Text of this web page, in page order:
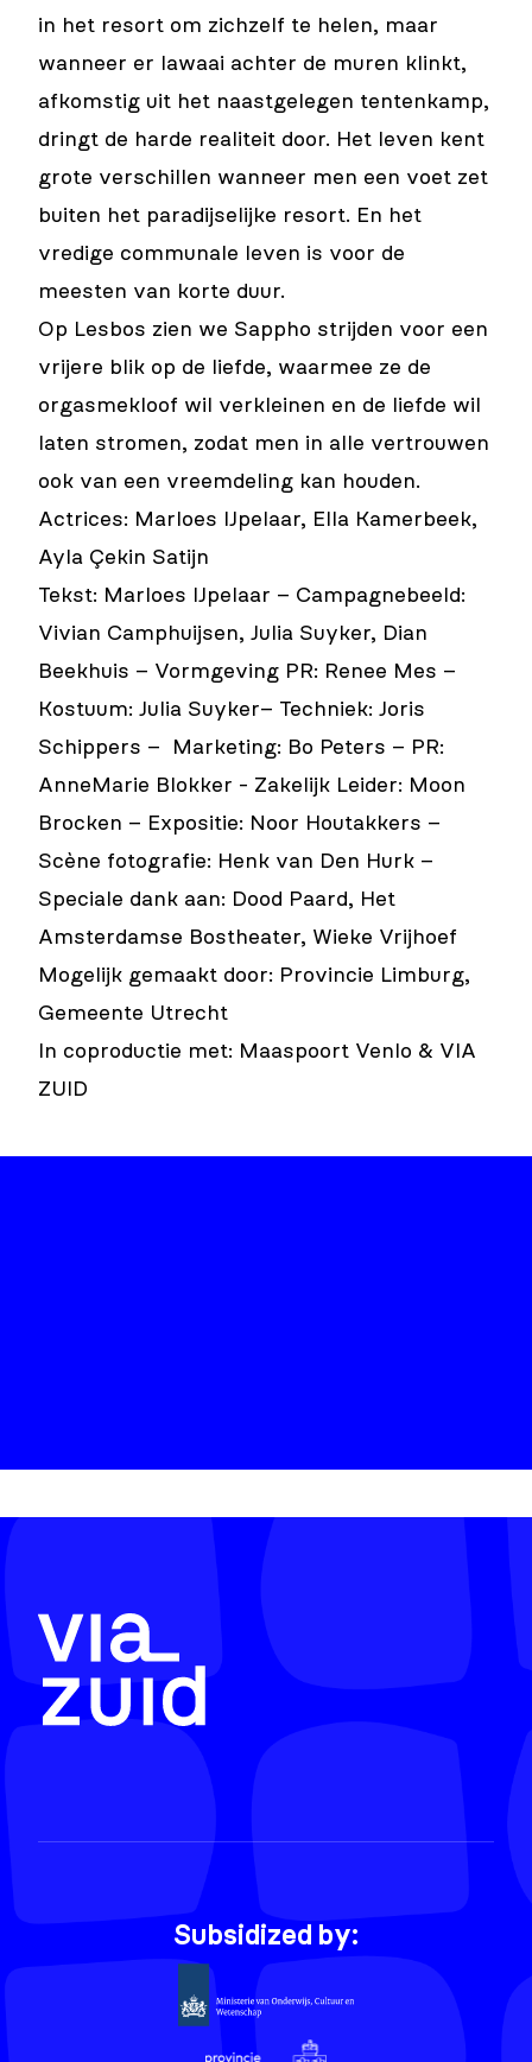
in het resort om zichzelf te helen, maar
wanneer er lawaai achter de muren klinkt,
afkomstig uit het naastgelegen tentenkamp,
dringt de harde realiteit door. Het leven kent
grote verschillen wanneer men een voet zet
buiten het paradijselijke resort. En het
vredige communale leven is voor de
meesten van korte duur.
Op Lesbos zien we Sappho strijden voor een
vrijere blik op de liefde, waarmee ze de
orgasmekloof wil verkleinen en de liefde wil
laten stromen, zodat men in alle vertrouwen
ook van een vreemdeling kan houden.
Actrices: Marloes IJpelaar, Ella Kamerbeek,
Ayla Çekin Satijn
Tekst: Marloes IJpelaar – Campagnebeeld:
Vivian Camphuijsen, Julia Suyker, Dian
Beekhuis – Vormgeving PR: Renee Mes –
Kostuum: Julia Suyker– Techniek: Joris
Schippers – Marketing: Bo Peters – PR:
AnneMarie Blokker - Zakelijk Leider: Moon
Brocken – Expositie: Noor Houtakkers –
Scène fotografie: Henk van Den Hurk –
Speciale dank aan: Dood Paard, Het
Amsterdamse Bostheater, Wieke Vrijhoef
Mogelijk gemaakt door: Provincie Limburg,
Gemeente Utrecht
In coproductie met: Maaspoort Venlo & VIA
ZUID
Subsidized by: